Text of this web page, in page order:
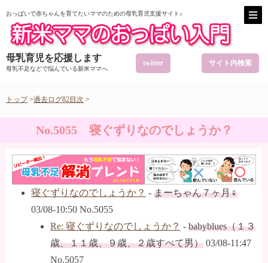
おっぱいで赤ちゃんを育てたいママのための母乳育児支援サイト♪
母乳育児を応援します
母乳不足などで悩んでいる新米ママへ
twitter サイト内検索
トップ>過去ログ82目次 >
No.5055 寝ぐずりなのでしょうか？
寝ぐずりなのでしょうか？ - まーちゃん７ヶ月♀
03/08-10:50 No.5055
Re: 寝ぐずりなのでしょうか？ - babyblues（１３
歳、１１歳、９歳、２歳すべて男） 03/08-11:47
No.5057